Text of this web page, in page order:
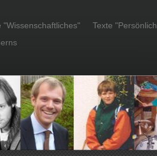
"Wissenschaftliches"
Texte